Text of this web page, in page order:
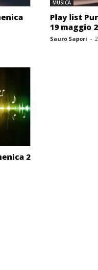
MUSICA
Play list
19 maggio
Sauro Sapori -
2